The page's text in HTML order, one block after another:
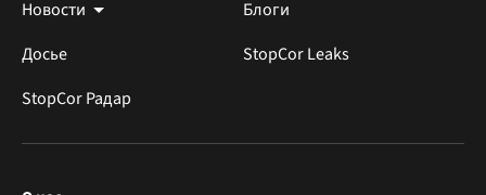
Новости
Блоги
Досье
StopCor Leaks
StopCor Радар